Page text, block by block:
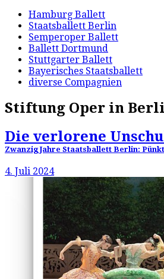
Hamburg Ballett
Staatsballett Berlin
Semperoper Ballett
Ballett Dortmund
Stuttgarter Ballett
Bayerisches Staatsballett
diverse Compagnien
Stiftung Oper in
Die verlorene
Zwanzig Jahre Staatsballett Berlin:
4. Juli 2024